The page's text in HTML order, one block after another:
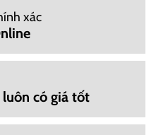
xác
có giá tốt